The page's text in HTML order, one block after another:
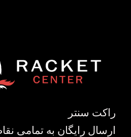
راکت سنتر
ارسال رایگان به تمامی